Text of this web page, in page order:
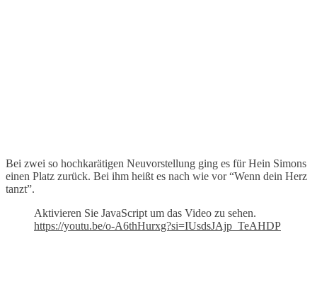
Bei zwei so hochkarätigen Neuvorstellung ging es für Hein Simons
einen Platz zurück. Bei ihm heißt es nach wie vor “Wenn dein Herz
tanzt”.
Aktivieren Sie JavaScript um das Video zu sehen.
https://youtu.be/o-A6thHurxg?si=IUsdsJAjp_TeAHDP